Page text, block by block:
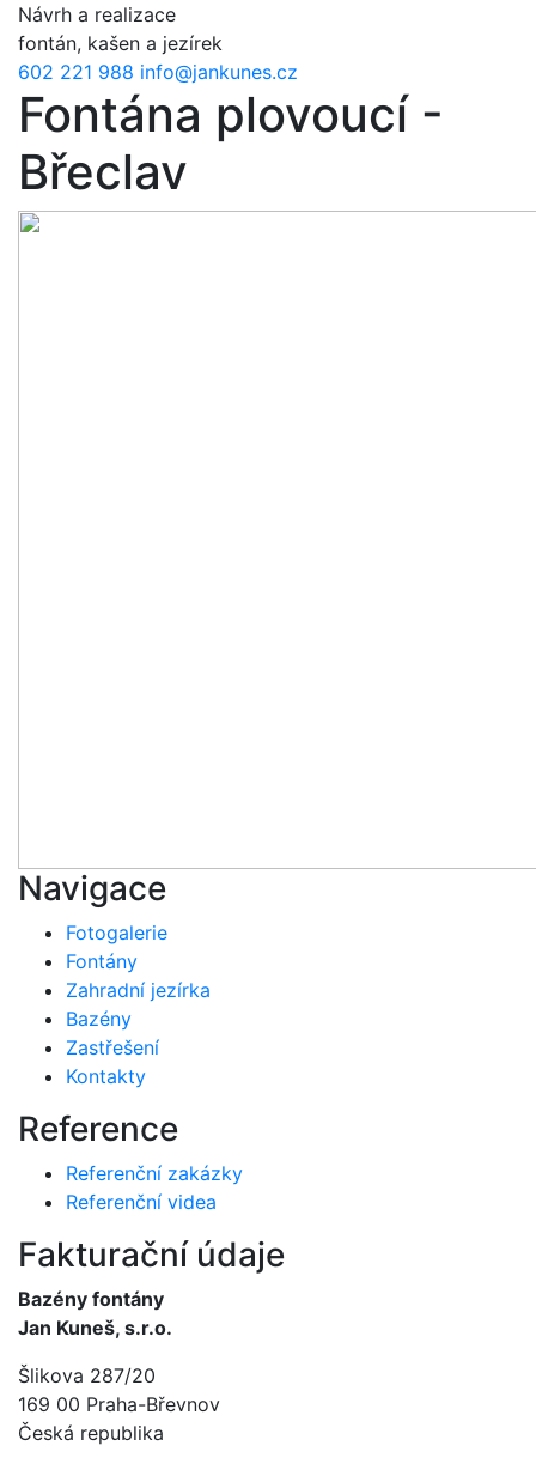
Přejít k hlavnímu obsahu
Návrh a realizace
fontán, kašen a jezírek
602 221 988 info@jankunes.cz
Fontána plovoucí -
Břeclav
Navigace
Fotogalerie
Fontány
Zahradní jezírka
Bazény
Zastřešení
Kontakty
Reference
Referenční zakázky
Referenční videa
Fakturační údaje
Bazény fontány
Jan Kuneš, s.r.o.
Šlikova 287/20
169 00 Praha-Břevnov
Česká republika